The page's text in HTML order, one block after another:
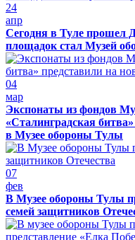
24
апр
Сегодня в Туле прошел
площадок стал Музей
04
мар
Экспонаты из фондов
«Сталинградская
в Музее обороны Тулы
07
фев
В Музее обороны Тулы
семей защитников